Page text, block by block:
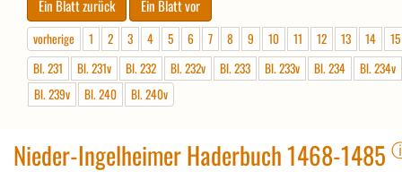
vorherige 1 2 3 4 5 6 7 8 9 10 11 12 13 14
15
Bl. 231
Bl. 231v Bl. 232 Bl. 232v Bl. 233 Bl. 233v Bl. 234
Bl. 234v
Bl. 239v
Bl. 240 Bl. 240v
Nieder-Ingelheimer Haderbuch 1468-1485